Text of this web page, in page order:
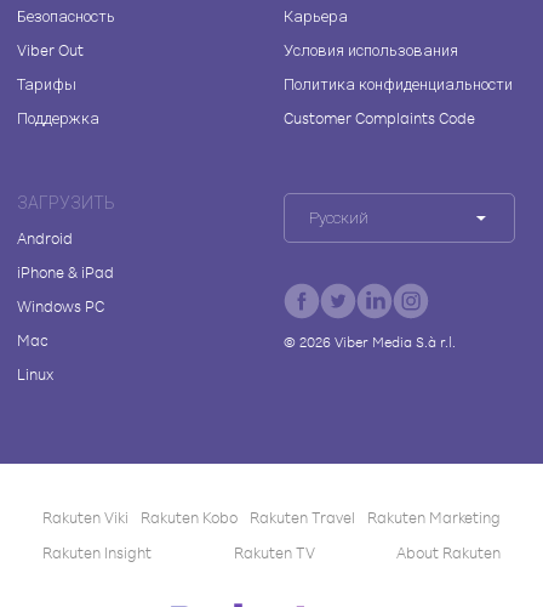
Безопасность
Viber Out
Тарифы
Поддержка
Карьера
Условия использования
Политика конфиденциальности
Customer Complaints Code
ЗАГРУЗИТЬ
Android
iPhone & iPad
Windows PC
Mac
Linux
Русский
© 2026Viber Media S.à r.l.
Rakuten Viki Rakuten Kobo Rakuten Travel
Rakuten Marketing
Rakuten Insight
Rakuten TV About Rakuten